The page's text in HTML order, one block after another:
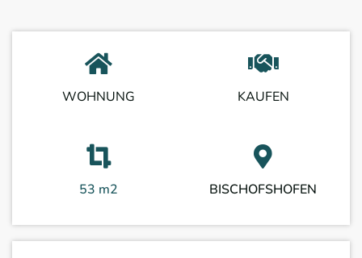
WOHNUNG KAUFEN
53 m2 BISCHOFSHOFEN